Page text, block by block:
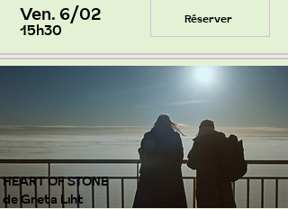
Ven. 6/02
15h30
Réserver
HEART OF STONE
de Greta Liht